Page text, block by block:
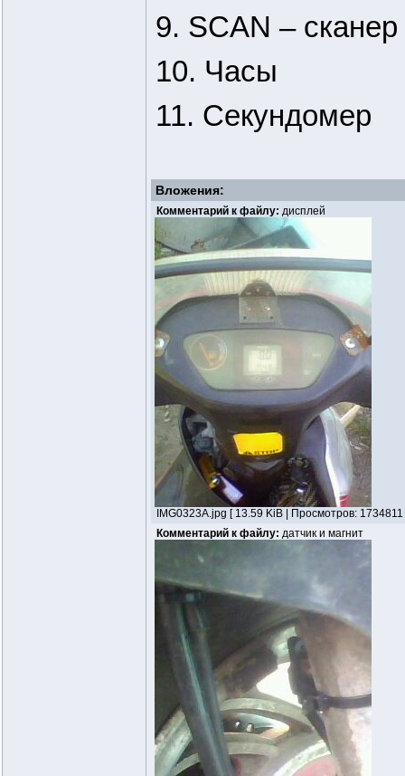
9. SCAN – сканер
10. Часы
11. Секундомер
Вложения:
Комментарий к файлу: дисплей
IMG0323A.jpg [ 13.59 KiB | Просмотров: 1734811
Комментарий к файлу: датчик и магнит